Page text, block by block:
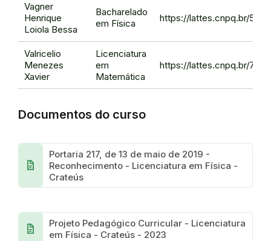
Vagner
Henrique
Loiola Bessa
Bacharelado
em Física
https://lattes.cnpq.br/
Valricelio
Menezes
Xavier
Licenciatura
em
Matemática
https://lattes.cnpq.br/
Documentos do curso
docs
Portaria 217, de 13 de maio de 2019 -
Reconhecimento - Licenciatura em Física -
Crateús
docs
Projeto Pedagógico Curricular - Licenciatura
em Física - Crateús - 2023